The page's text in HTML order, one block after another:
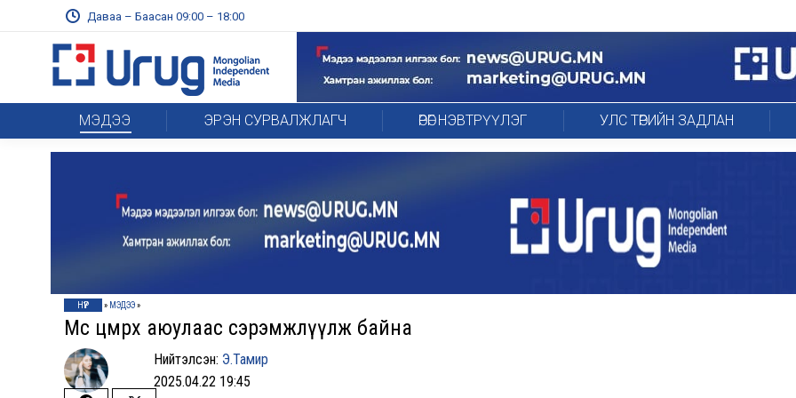
Даваа – Баасан 09:00 – 18:00
МЭДЭЭ ЭРЭН СУРВАЛЖЛАГЧ ӨРӨГ НЭВТРҮҮЛЭГ УЛС ТӨРИЙН ЗАДЛАН
НҮҮР » МЭДЭЭ»
Мөс цөмрөх аюулаас сэрэмжлүүлж байна
Нийтэлсэн: Э.Тамир
2025.04.22 19:45